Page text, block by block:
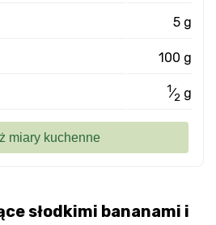
słodkimi bananami i
5 g
100 g
1⁄2 g